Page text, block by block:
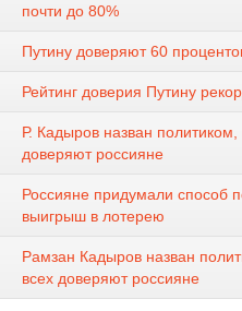
почти до 80%
Путину доверяют 60
Рейтинг доверия Путину
Р. Кадыров назван
доверяют россияне
Россияне придумали способ
выигрыш в лотерею
Рамзан Кадыров назван
всех доверяют россияне